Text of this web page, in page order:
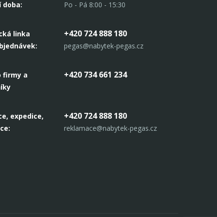
doba: Po - Pá 8:00 - 15:30
linka
+420 724 888 180
pegas@nabytek-pegas.cz
firmy a
+420 734 661 234
expedice,
+420 724 888 180
reklamace@nabytek-pegas.cz